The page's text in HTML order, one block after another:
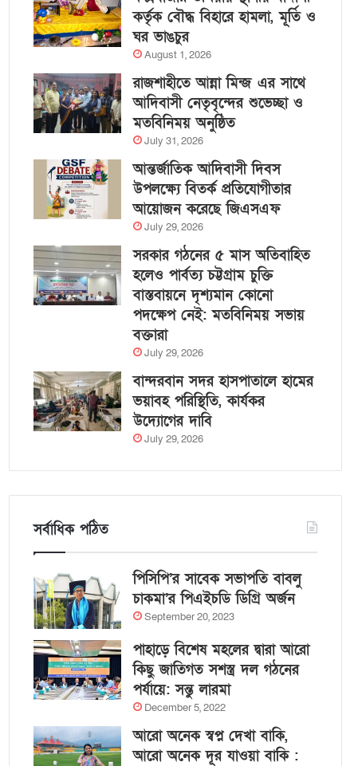
কর্তৃক বৌদ্ধ বিহারে হামলা, মূর্তি ও
ঘর ভাঙচুর
August 1, 2026
রাজশাহীতে আন্না মিন্জ এর সাথে
আদিবাসী নেতৃবৃন্দের শুভেচ্ছা ও
মতবিনিময় অনুষ্ঠিত
July 31, 2026
আন্তর্জাতিক আদিবাসী দিবস
উপলক্ষ্যে বিতর্ক প্রতিযোগীতার
আয়োজন করেছে জিএসএফ
July 29, 2026
সরকার গঠনের ৫ মাস অতিবাহিত
হলেও পার্বত্য চট্টগ্রাম চুক্তি
বাস্তবায়নে দৃশ্যমান কোনো
পদক্ষেপ নেই: মতবিনিময় সভায়
বক্তারা
July 29, 2026
বান্দরবান সদর হাসপাতালে হামের
ভয়াবহ পরিস্থিতি, কার্যকর
উদ্যোগের দাবি
July 29, 2026
সর্বাধিক পঠিত
পিসিপি’র সাবেক সভাপতি বাবলু
চাকমা’র পিএইচডি ডিগ্রি অর্জন
September 20, 2023
পাহাড়ে বিশেষ মহলের দ্বারা আরো
কিছু জাতিগত সশস্ত্র দল গঠনের
পর্যায়ে: সন্তু লারমা
December 5, 2022
আরো অনেক স্বপ্ন দেখা বাকি,
আরো অনেক দূর যাওয়া বাকি :